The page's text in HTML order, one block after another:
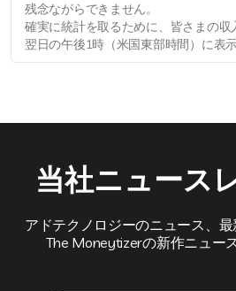
残念ながらできません。
確実に統計を取るために、皆さまの収
翌日の午後1時（米国東部時間）に表示
当社ニュース
アドテクノロジーのニュース、最
The Moneytizerの新作ニュー